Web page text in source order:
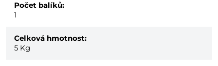
Počet balíků:
1
Celková hmotnost:
5 Kg